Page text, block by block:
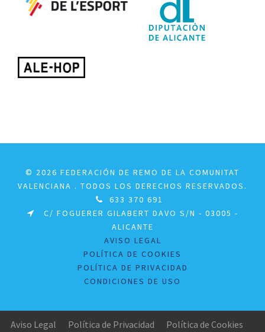
© 2026 FEDERACIÓN DE REMO DE LA COMUNITAT
VALENCIANA . TODOS LOS DERECHOS RESERVADOS.
633 370 691
C/ FOGUERER GILABERT DAVO S/N - 03005 -
ALICANTE
AVISO LEGAL
POLÍTICA DE COOKIES
POLÍTICA DE PRIVACIDAD
CONDICIONES DE USO
Aviso Legal Política de Privacidad Política de Cookies